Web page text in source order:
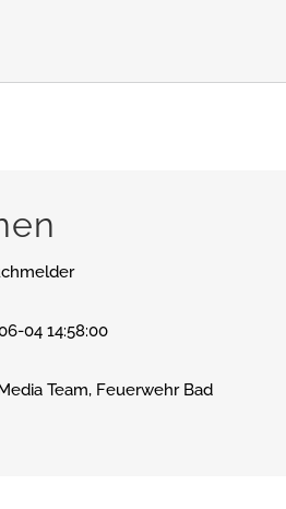
04 14:58:00
Team, Feuerwehr Bad